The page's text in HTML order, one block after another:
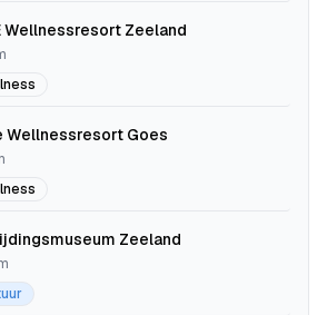
Wellnessresort Zeeland
Wellnessresort Goes
Zeeland